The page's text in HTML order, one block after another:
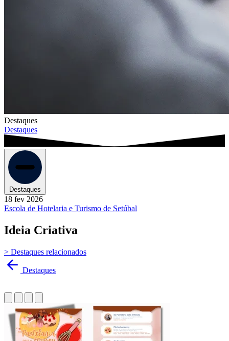
Destaques
Destaques
Destaques
18 fev 2026
Escola de Hotelaria e Turismo de Setúbal
Ideia Criativa
> Destaques relacionados
Destaques